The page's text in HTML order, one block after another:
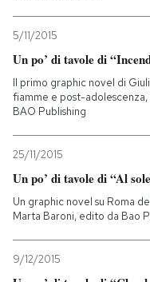
5/11/2015
Un po’ di tavole di
Il primo graphic novel di
fiamme e post-
BAO Publishing
25/11/2015
Un po’ di tavole di “Al
Un graphic novel su Roma
Marta Baroni, edito da Bao
9/12/2015